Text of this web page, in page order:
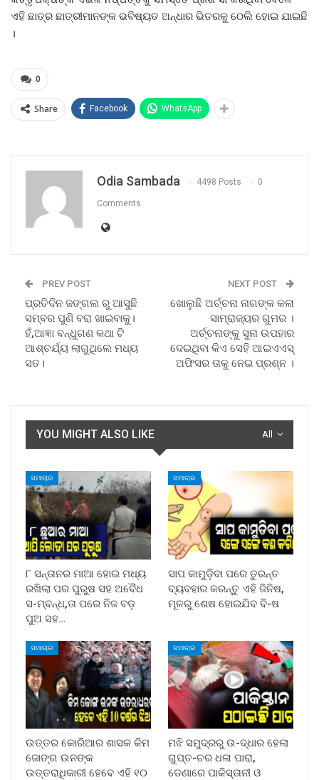
ଏହି ଛାତ୍ର ଛାତ୍ରୀମାନଙ୍କ ଭବିଷ୍ୟତ ଅନ୍ଧାର ଭିତରକୁ ଠେଲି ହୋଇ ଯାଇଛି
।
0
Share Facebook WhatsApp
Odia Sambada 4498 Posts 0
Comments
PREV POST
ପ୍ରତିଦିନ ଜଙ୍ଗଲ ରୁ ଆସୁଛି
ସମ୍ବର ପୁଣି ବରା ଖାଇବାକୁ।
ହଁ,ଆଜ୍ଞା ବନ୍ଧୁଗଣ କଥା ଟି
ଆଶ୍ଚର୍ଯ୍ୟ ଲାଗୁଥିଲେ ମଧ୍ୟ
ସତ।
NEXT POST
ଖୋଲୁଛି ଅର୍ଚ୍ଚନା ନାଗଙ୍କ କଳା
ସାମ୍ରାଜ୍ୟର ଗୁମର ।
ଅର୍ଚ୍ଚନାଙ୍କୁ ସୁନା ଉପହାର
ଦେଇଥିବା କିଏ ସେହି ଆଇଏଏସ୍
ଅଫିସର ତାକୁ ନେଇ ପ୍ରଶ୍ନ ।
All
YOU MIGHT ALSO LIKE
ସମାଚାର
୮ ସନ୍ତାନର ମାଆ ହୋଇ ମଧ୍ୟ
ରଖିଲା ପର ପୁରୁଷ ସହ ଅବୈଧ
ସ-ମ୍ବନ୍ଧ,ତା ପରେ ନିଜ ବଡ଼
ପୁଅ ସହ…
ସମାଚାର
ସାପ କାମୁଡ଼ିବା ପରେ ତୁରନ୍ତ
ବ୍ୟବହାର କରନ୍ତୁ ଏହି ଜିନିଷ,
ମୂଳରୁ ଶେଷ ହୋଇଯିବ ବି-ଷ
ସମାଚାର
ଉତ୍ତର କୋରିଆର ଶାସକ କିମ
ଜୋଙ୍ଗ ଉନଙ୍କ
ଉତ୍ତରାଧିକାରୀ ହେବେ ଏହି ୧୦
ସମାଚାର
ମଝି ସମୁଦ୍ରରୁ ଉ-ଦ୍ଧାର ହେଲା
ଗୁପ୍ତ-ଚର ଧଳା ପାରା,
ଡେଣାରେ ପାକିସ୍ତାନୀ ଓ